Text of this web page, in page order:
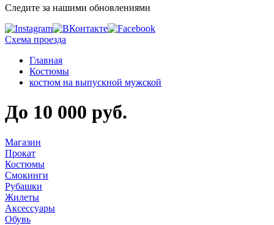
Следите за нашими обновлениями
Схема проезда
Главная
Костюмы
костюм на выпускной мужской
До 10 000 руб.
Магазин
Прокат
Костюмы
Смокинги
Рубашки
Жилеты
Аксессуары
Обувь